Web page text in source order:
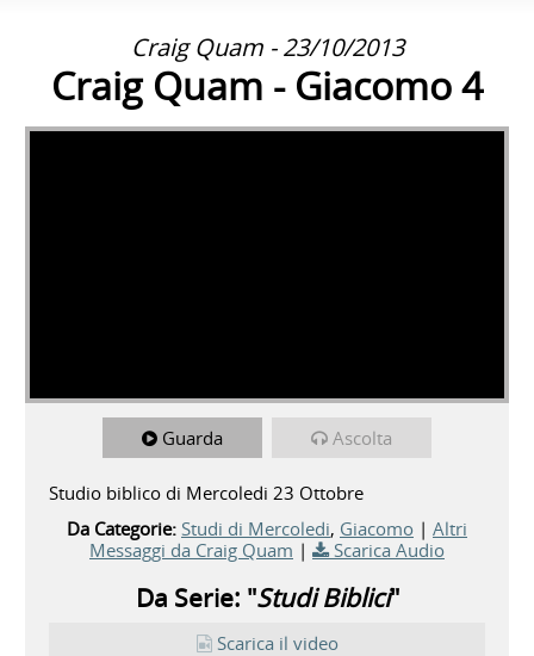
Craig Quam - 23/10/2013
Craig Quam - Giacomo 4
Guarda Ascolta
Studio biblico di Mercoledi 23 Ottobre
Da Categorie: Studi di Mercoledi, Giacomo | Altri
Messaggi da Craig Quam | Scarica Audio
Da Serie: "Studi Biblici"
Scarica il video